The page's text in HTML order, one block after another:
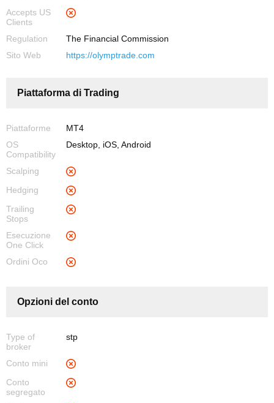
Accepts US
Clients
Regulation
The Financial Commission
Sito Web
https://olymptrade.com
Piattaforma di Trading
Piattaforme
MT4
OS
Compatibility
Desktop, iOS, Android
Scalping
Hedging
Trailing
Stops
Esecuzione
One Click
Ordini Oco
Opzioni del conto
Type of
broker
stp
Conto mini
Conto
segregato